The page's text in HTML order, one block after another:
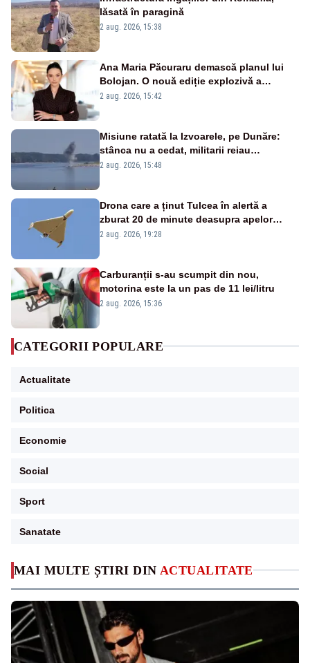
MAI MULTE ȘTIRI DIN ACTUALITATE
lăsată în paragină
2 aug. 2026, 15:38
Ana Maria Păcuraru demască planul lui
Bolojan. O nouă ediție explozivă a
emisiunii „Miza Zilei” la Realitatea PLUS
2 aug. 2026, 15:42
Misiune ratată la Izvoarele, pe Dunăre:
stânca nu a cedat, militarii reiau
detonările luni – VIDEO
2 aug. 2026, 15:48
Drona care a ținut Tulcea în alertă a
zburat 20 de minute deasupra apelor
României. Au fost ridicate două F-16
2 aug. 2026, 19:28
Carburanții s-au scumpit din nou,
motorina este la un pas de 11 lei/litru
2 aug. 2026, 15:36
CATEGORII POPULARE
Actualitate
Politica
Economie
Social
Sport
Sanatate